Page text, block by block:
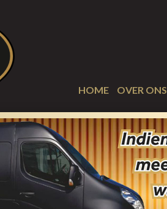
HOME OVER ONS